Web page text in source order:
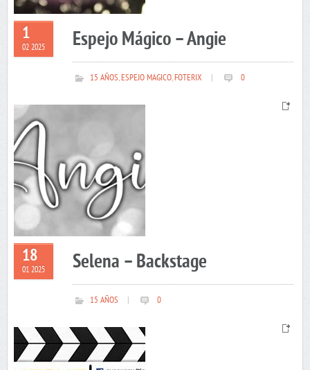
1
02 2025 Espejo Mágico – Angie
15 AÑOS,ESPEJO MAGICO,FOTERIX 0
18
01 2025 Selena – Backstage
15 AÑOS 0